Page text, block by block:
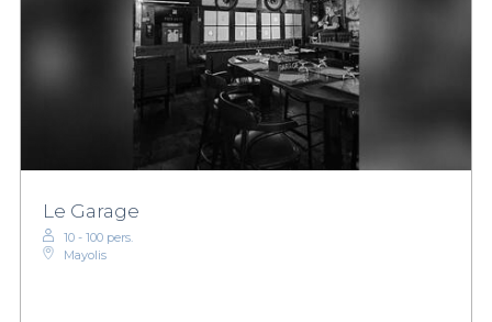
Le Garage
10 - 100 pers.
Mayolis